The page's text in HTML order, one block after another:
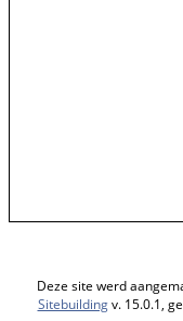
Deze site werd
Sitebuildingv. 15.0.1,